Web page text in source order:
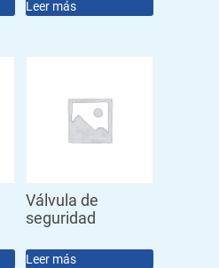
Leer más
Válvula de
seguridad
Leer más